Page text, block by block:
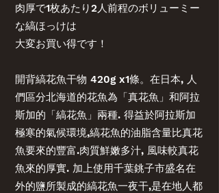
肉厚で1枚あたり2人前程のボリューミー
な縞ほっけは
大変お買い得です！
開背縞花魚干物 420g x1條。在日本, 人
們區分北海道的花魚為「真花魚」和阿拉
斯加的「縞花魚」兩種. 得益於阿拉斯加
極寒的氣候環境,縞花魚的油脂含量比真花
魚要來的豐富.肉質鮮嫩多汁, 風味較真花
魚來的厚實. 加上使用千葉銚子市盛名在
外的鹽所製成的縞花魚一夜干,是在地人都